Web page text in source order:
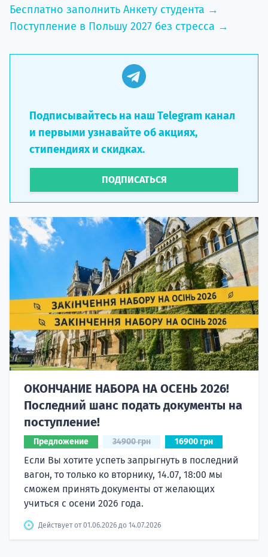
Бесплатно заполнить Анкету студента →
Поступление в Польшу 2027 без стресса →
Подписывайтесь на наш Telegram канал
и первыми узнавайте об акциях,
стипендиях и скидках.
ПОДПИСАТЬСЯ
ОКОНЧАНИЕ НАБОРА НА ОСЕНЬ 2026!
Последний шанс подать документы на
поступление!
Предложение 34900 грн 16900 грн
Если Вы хотите успеть запрыгнуть в последний
вагон, то только ко вторнику, 14.07, 18:00 мы
сможем принять документы от желающих
учиться с осени 2026 года.
Действует от 01.06.2026 до 14.07.2026